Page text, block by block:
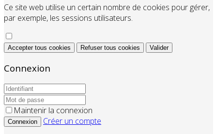
Ce site web utilise un certain nombre de cookies pour gérer,
par exemple, les sessions utilisateurs.
Accepter tous cookies Refuser tous cookies Valider
Connexion
Maintenir la connexion
Connexion
Créer un compte